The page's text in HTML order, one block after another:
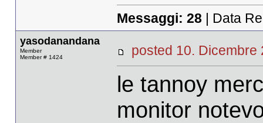
Messaggi: 28 | Data
yasodanandana
Member
Member # 1424
posted 10.
le tannoy
monitor